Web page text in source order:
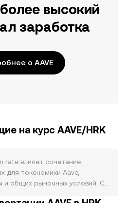
высокий
заработка
о AAVE
на курс AAVE/HRK
rate влияет сочетание
для токеномики Aave,
и общих рыночных условий. Со